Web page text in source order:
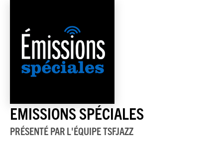
EMISSIONS SPÉCIALES
PRÉSENTÉ PAR L'ÉQUIPE TSFJAZZ